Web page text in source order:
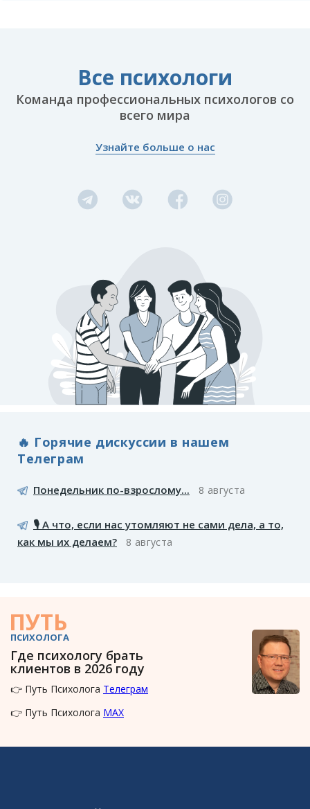
Все психологи
Команда профессиональных психологов со
всего мира
Узнайте больше о нас
🔥 Горячие дискуссии в нашем
Телеграм
Понедельник по-взрослому... 8 августа
🎙️ А что, если нас утомляют не сами дела, а то,
как мы их делаем?
8 августа
ПУТЬ
ПСИХОЛОГА
Где психологу брать
клиентов в 2026 году
👉 Путь Психолога Телеграм
👉 Путь Психолога MAX